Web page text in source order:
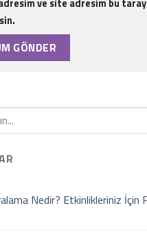
ve site adresim bu
Nedir? Etkinlikleriniz İçin